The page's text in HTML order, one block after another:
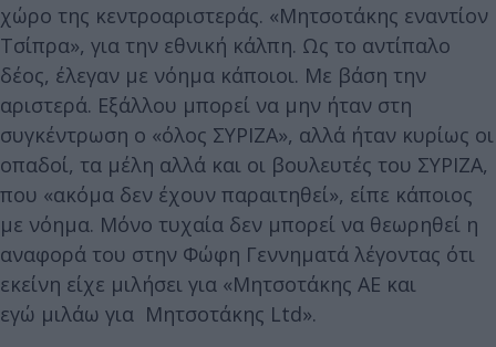
χώρο της κεντροαριστεράς. «Μητσοτάκης εναντίον
Τσίπρα», για την εθνική κάλπη. Ως το αντίπαλο
δέος, έλεγαν με νόημα κάποιοι. Με βάση την
αριστερά. Εξάλλου μπορεί να μην ήταν στη
συγκέντρωση ο «όλος ΣΥΡΙΖΑ», αλλά ήταν κυρίως οι
οπαδοί, τα μέλη αλλά και οι βουλευτές του ΣΥΡΙΖΑ,
που «ακόμα δεν έχουν παραιτηθεί», είπε κάποιος
με νόημα. Μόνο τυχαία δεν μπορεί να θεωρηθεί η
αναφορά του στην Φώφη Γεννηματά λέγοντας ότι
εκείνη είχε μιλήσει για «Μητσοτάκης ΑΕ και
εγώ μιλάω για Μητσοτάκης Ltd».